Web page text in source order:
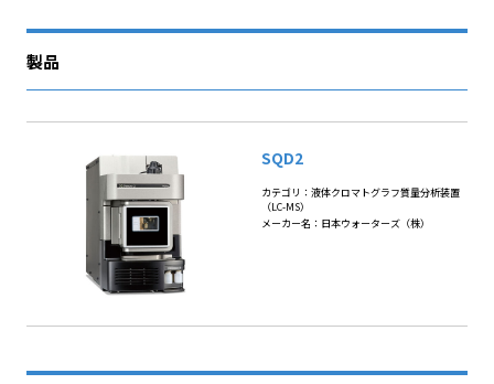
製品
SQD2
カテゴリ：液体クロマトグラフ質量分析装置
（LC-MS）
メーカー名：日本ウォーターズ（株）